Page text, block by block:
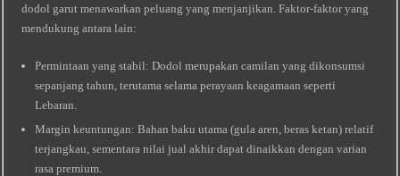
dodol garut menawarkan peluang yang menjanjikan. Faktor-faktor yang
mendukung antara lain:
Permintaan yang stabil: Dodol merupakan camilan yang dikonsumsi
sepanjang tahun, terutama selama perayaan keagamaan seperti
Lebaran.
Margin keuntungan: Bahan baku utama (gula aren, beras ketan) relatif
terjangkau, sementara nilai jual akhir dapat dinaikkan dengan varian
rasa premium.